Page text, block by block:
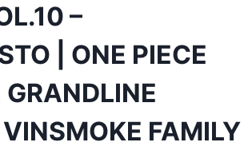
–
| ONE PIECE
GRANDLINE
FAMILY